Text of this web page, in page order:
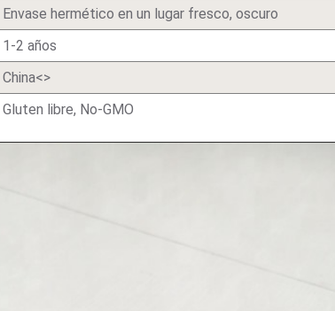
Envase hermético en un lugar fresco, oscuro
1-2 años
China<>
Gluten libre, No-GMO